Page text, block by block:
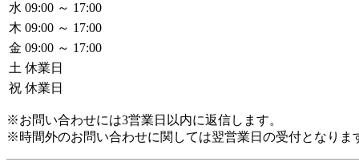
水 09:00 ～ 17:00
木 09:00 ～ 17:00
金 09:00 ～ 17:00
土 休業日
祝 休業日
※お問い合わせには3営業日以内に返信します。
※時間外のお問い合わせに関しては翌営業日の受付となりま